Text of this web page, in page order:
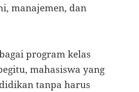
manajemen, dan
program kelas
mahasiswa yang
tanpa harus